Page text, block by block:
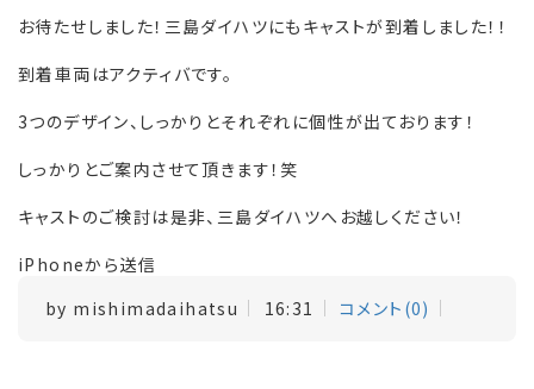
お待たせしました！三島ダイハツにもキャストが到着しました！！
到着車両はアクティバです。
3つのデザイン、しっかりとそれぞれに個性が出ております！
しっかりとご案内させて頂きます！笑
キャストのご検討は是非、三島ダイハツへお越しください！
iPhoneから送信
by mishimadaihatsu 16:31 コメント(0)